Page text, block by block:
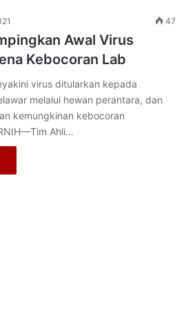
47
Awal Virus
Kebocoran Lab
virus ditularkan kepada
melalui hewan perantara, dan
kemungkinan kebocoran
Ahli…